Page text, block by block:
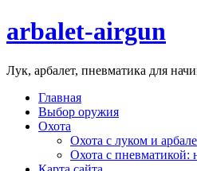
arbalet-airgun
Лук, арбалет, пневматика для
Главная
Выбор оружия
Охота
Охота с луком и
Охота с